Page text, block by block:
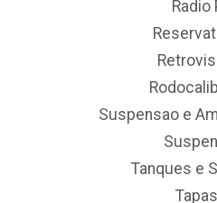
Radio
Suspensao e
Tanques e